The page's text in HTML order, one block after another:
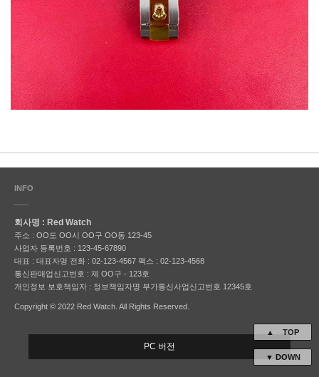
INFO
회사명 : Red Watch
주소 : OO도 OO시 OO구 OO동 123-45
사업자 등록번호 : 123-45-67890
대표 : 대표자명 전화 : 02-123-4567 팩스 : 02-123-4568
통신판매업신고번호 : 제 OO구 - 123호
개인정보 보호책임자 : 정보책임자명 부가통신사업신고번호 12345호
Copyright © 2022 Red Watch. All Rights Reserved.
PC 버전
▲ TOP
▼ DOWN